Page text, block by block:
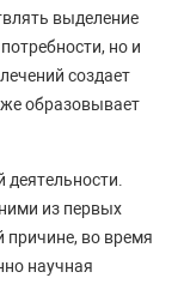
выделение
но и
создает
образовывает
деятельности.
из первых
причине, во время
научная